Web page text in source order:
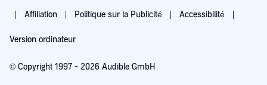
Affiliation Politique sur la Publicité Accessibilité
Version ordinateur
© Copyright 1997 - 2026 Audible GmbH